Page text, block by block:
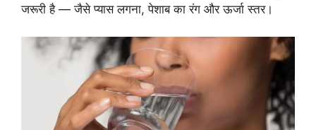
जरूरी है — जैसे प्यास लगना, पेशाब का रंग और ऊर्जा स्तर।